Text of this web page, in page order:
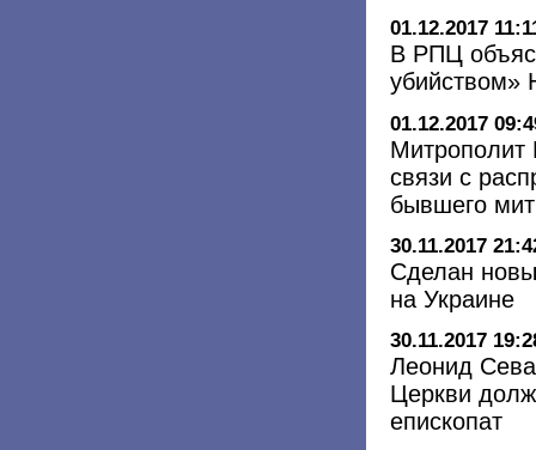
01.12.2017
В РПЦ
убийством»
01.12.2017
Митрополит
связи с
бывшего
30.11.2017
Сделан
на Украине
30.11.2017
Леонид
Церкви
епископат